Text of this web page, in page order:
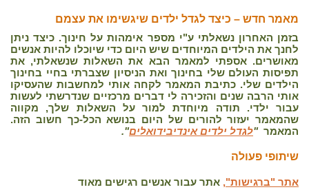
מאמר חדש – כיצד לגדל ילדים שיגשימו את עצמם
בזמן האחרון נשאלתי ע"י מספר אימהות על חינוך. כיצד ניתן
לחנך את הילדים המיוחדים שיש היום כדי שיוכלו להיות אנשים
מאושרים. אספתי למאמר הבא את השאלות שנשאלתי, את
תפיסות העולם שלי בחינוך ואת הניסיון שצברתי בחיי בחינוך
הילדים שלי. כתיבת המאמר לקחה אותי למחשבות שהעסיקו
אותי הרבה שנים והזכירה לי דברים מרכזיים שנדרשתי לעשות
עבור ילדי. תודה מיוחדת למור על השאלות שלך, מקווה
שהמאמר יעזור להורים של היום בנושא הכל-כך חשוב הזה.
המאמר"לגדל ילדים אינדיבידואלים".
שיתופי פעולה
אתר "ברגישות", אתר עבור אנשים רגישים מאוד